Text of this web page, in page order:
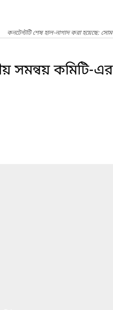
কনটেন্টটি শেষ হাল-নাগাদ করা হয়েছে:
সমন্বয় কমিটি-এর